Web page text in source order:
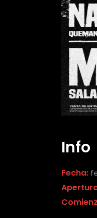
Info
Fecha: